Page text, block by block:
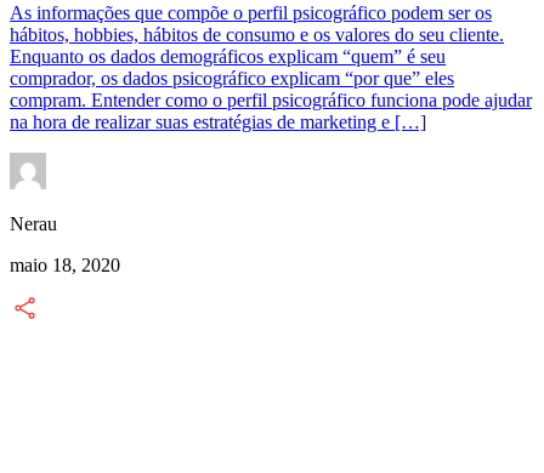
As informações que compõe o perfil psicográfico podem ser os
hábitos, hobbies, hábitos de consumo e os valores do seu cliente.
Enquanto os dados demográficos explicam “quem” é seu
comprador, os dados psicográfico explicam “por que” eles
compram. Entender como o perfil psicográfico funciona pode ajudar
na hora de realizar suas estratégias de marketing e […]
Nerau
maio 18, 2020